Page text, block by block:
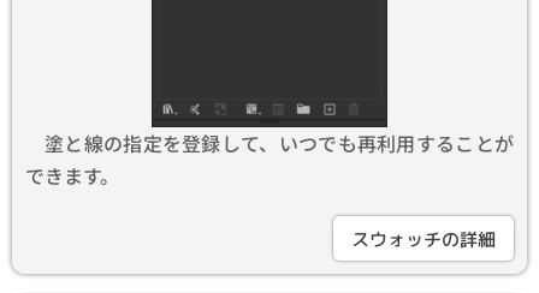
塗と線の指定を登録して、いつでも再利用することが
できます。
スウォッチの詳細